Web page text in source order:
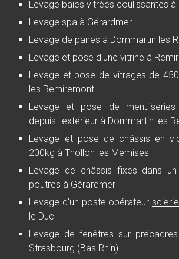
Levage baies vitrées coulissantes à
Levage spa à Gérardmer
Levage de panes à Dommartin les
Levage et pose d'une vitrine à
Levage et pose de vitrages de
les Remiremont
Levage et pose de
depuis l'extérieur à Dommartin les
Levage et pose de châssis en
200kg à Thollon les Memises
Levage de châssis fixes dans
poutres à Gérardmer
Levage d'un poste opérateur
le Duc
Levage de fenêtres sur
Strasbourg (Bas Rhin)